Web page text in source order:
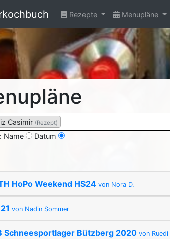
Rezepte Menupläne
Casimir (Rezept)
Name Datum
HoPo Weekend HS24 von Nora D.
von Nadin Sommer
Schneesportlager Bützberg 2020 von